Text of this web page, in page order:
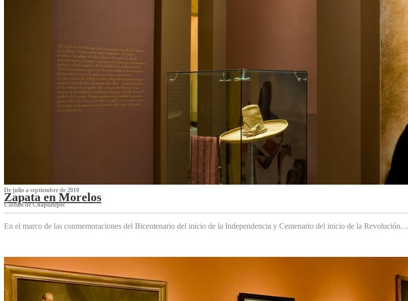
De julio a septiembre de 2010
Zapata en Morelos
Castillo de Chapultepec
En el marco de las conmemoraciones del Bicentenario del inicio de la Independencia y Centenario del inicio de la Revolución…